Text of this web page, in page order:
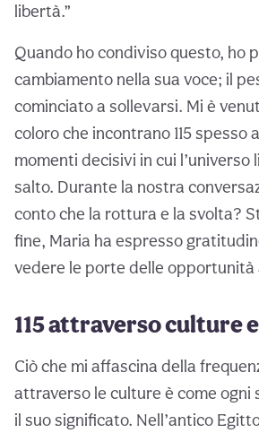
libertà.”
Quando ho condiviso questo, ho
cambiamento nella sua voce; il
cominciato a sollevarsi. Mi è
coloro che incontrano 115 spesso
momenti decisivi in cui l’universo
salto. Durante la nostra
conto che la rottura e la svolta?
fine, Maria ha espresso
vedere le porte delle opportunità
115 attraverso culture
Ciò che mi affascina della
attraverso le culture è come
il suo significato. Nell’antico